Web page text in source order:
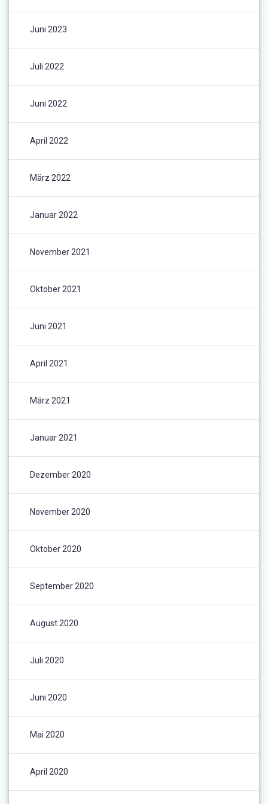
Juni 2023
Juli 2022
Juni 2022
April 2022
März 2022
Januar 2022
November 2021
Oktober 2021
Juni 2021
April 2021
März 2021
Januar 2021
Dezember 2020
November 2020
Oktober 2020
September 2020
August 2020
Juli 2020
Juni 2020
Mai 2020
April 2020